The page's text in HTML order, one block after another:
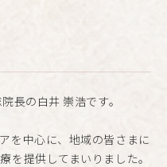
長の白井 崇浩です。
を中心に、地域の皆さまに
を提供してまいりました。